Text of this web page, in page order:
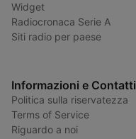
Widget
Radiocronaca Serie A
Siti radio per paese
Informazioni e Contatti
Politica sulla riservatezza
Terms of Service
Riguardo a noi